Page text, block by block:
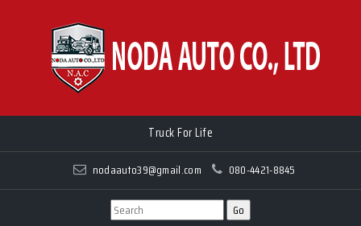
Truck For Life
nodaauto39@gmail.com 080-4421-8845